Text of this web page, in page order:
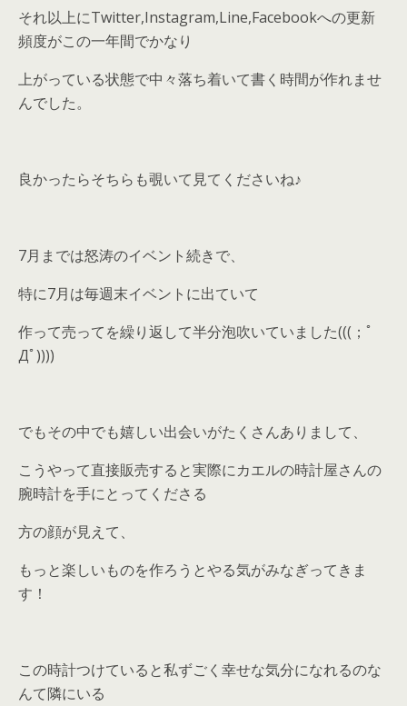
それ以上にTwitter,Instagram,Line,Facebookへの更新
頻度がこの一年間でかなり
上がっている状態で中々落ち着いて書く時間が作れませ
んでした。
良かったらそちらも覗いて見てくださいね♪
7月までは怒涛のイベント続きで、
特に7月は毎週末イベントに出ていて
作って売ってを繰り返して半分泡吹いていました(((；ﾟ
Дﾟ))))
でもその中でも嬉しい出会いがたくさんありまして、
こうやって直接販売すると実際にカエルの時計屋さんの
腕時計を手にとってくださる
方の顔が見えて、
もっと楽しいものを作ろうとやる気がみなぎってきま
す！
この時計つけていると私ずごく幸せな気分になれるのな
んて隣にいる